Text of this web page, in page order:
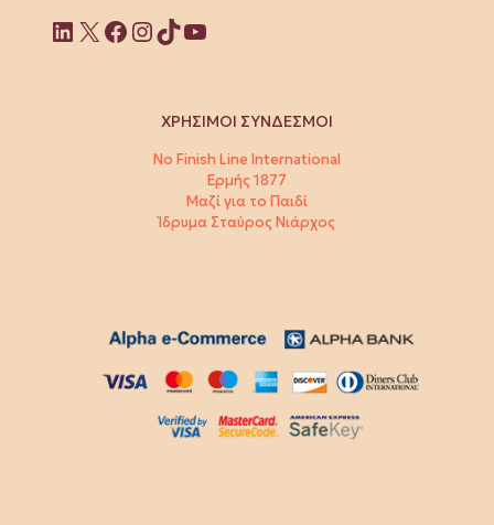
Linkedin
X Facebook
Instagram
TikTok
YouTube
ΧΡΗΣΙΜΟΙ ΣΥΝΔΕΣΜΟΙ
No Finish Line International
Ερμής 1877
Μαζί για το Παιδί
Ίδρυμα Σταύρος Νιάρχος